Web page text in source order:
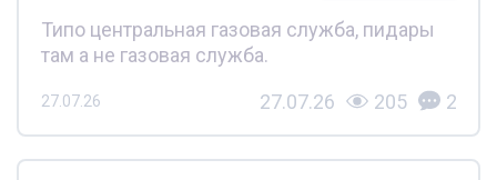
Типо центральная газовая служба, пидары
там а не газовая служба.
27.07.26 27.07.26 205 2